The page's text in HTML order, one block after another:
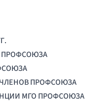
ПРОФСОЮЗА
ПРОФСОЮЗА
МГО ПРОФСОЮЗА